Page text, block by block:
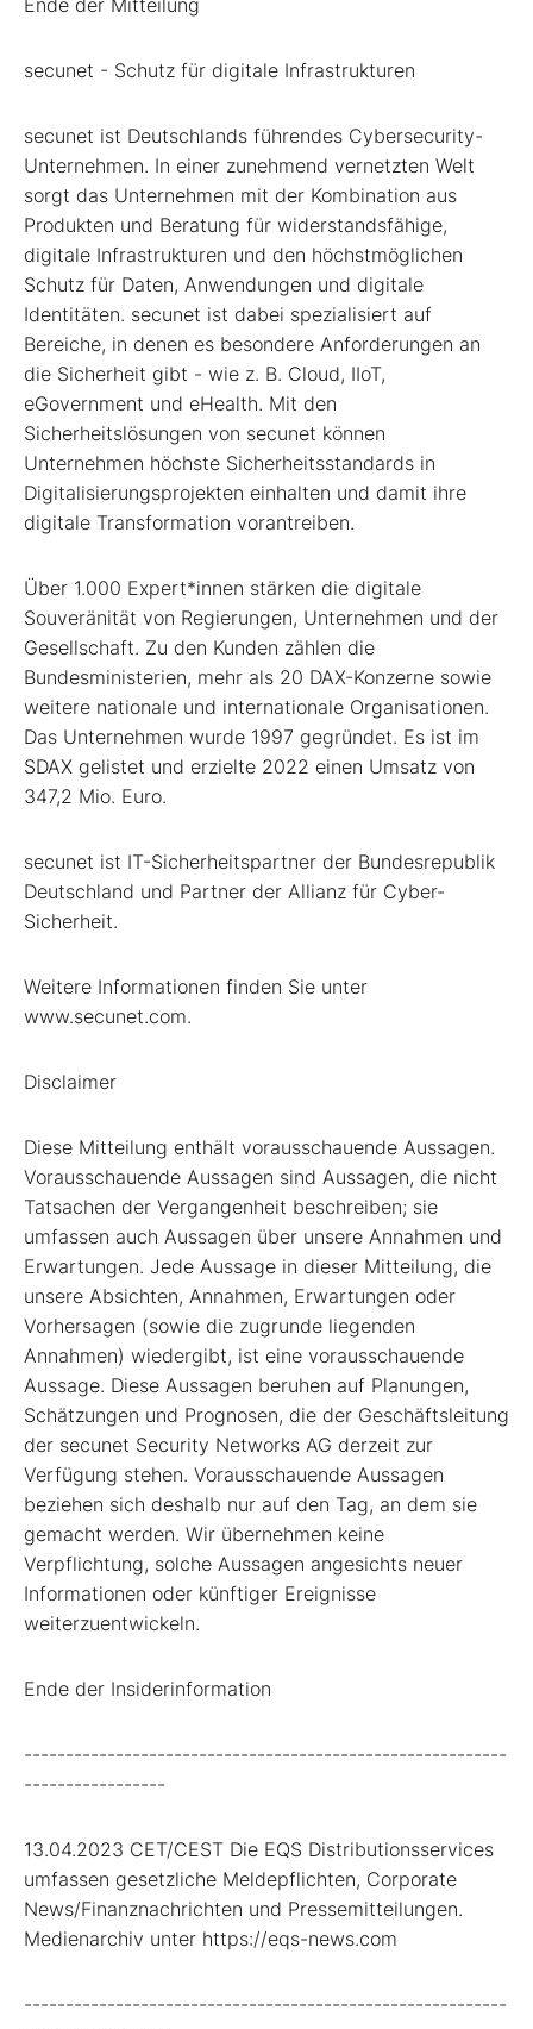
secunet - Schutz für digitale Infrastrukturen
secunet ist Deutschlands führendes Cybersecurity-
Unternehmen. In einer zunehmend vernetzten Welt
sorgt das Unternehmen mit der Kombination aus
Produkten und Beratung für widerstandsfähige,
digitale Infrastrukturen und den höchstmöglichen
Schutz für Daten, Anwendungen und digitale
Identitäten. secunet ist dabei spezialisiert auf
Bereiche, in denen es besondere Anforderungen an
die Sicherheit gibt - wie z. B. Cloud, IIoT,
eGovernment und eHealth. Mit den
Sicherheitslösungen von secunet können
Unternehmen höchste Sicherheitsstandards in
Digitalisierungsprojekten einhalten und damit ihre
digitale Transformation vorantreiben.
Über 1.000 Expert*innen stärken die digitale
Souveränität von Regierungen, Unternehmen und der
Gesellschaft. Zu den Kunden zählen die
Bundesministerien, mehr als 20 DAX-Konzerne sowie
weitere nationale und internationale Organisationen.
Das Unternehmen wurde 1997 gegründet. Es ist im
SDAX gelistet und erzielte 2022 einen Umsatz von
347,2 Mio. Euro.
secunet ist IT-Sicherheitspartner der Bundesrepublik
Deutschland und Partner der Allianz für Cyber-
Sicherheit.
Weitere Informationen finden Sie unter
www.secunet.com.
Disclaimer
Diese Mitteilung enthält vorausschauende Aussagen.
Vorausschauende Aussagen sind Aussagen, die nicht
Tatsachen der Vergangenheit beschreiben; sie
umfassen auch Aussagen über unsere Annahmen und
Erwartungen. Jede Aussage in dieser Mitteilung, die
unsere Absichten, Annahmen, Erwartungen oder
Vorhersagen (sowie die zugrunde liegenden
Annahmen) wiedergibt, ist eine vorausschauende
Aussage. Diese Aussagen beruhen auf Planungen,
Schätzungen und Prognosen, die der Geschäftsleitung
der secunet Security Networks AG derzeit zur
Verfügung stehen. Vorausschauende Aussagen
beziehen sich deshalb nur auf den Tag, an dem sie
gemacht werden. Wir übernehmen keine
Verpflichtung, solche Aussagen angesichts neuer
Informationen oder künftiger Ereignisse
weiterzuentwickeln.
Ende der Insiderinformation
----------------------------------------------------------
-----------------
13.04.2023 CET/CEST Die EQS Distributionsservices
umfassen gesetzliche Meldepflichten, Corporate
News/Finanznachrichten und Pressemitteilungen.
Medienarchiv unter https://eqs-news.com
----------------------------------------------------------